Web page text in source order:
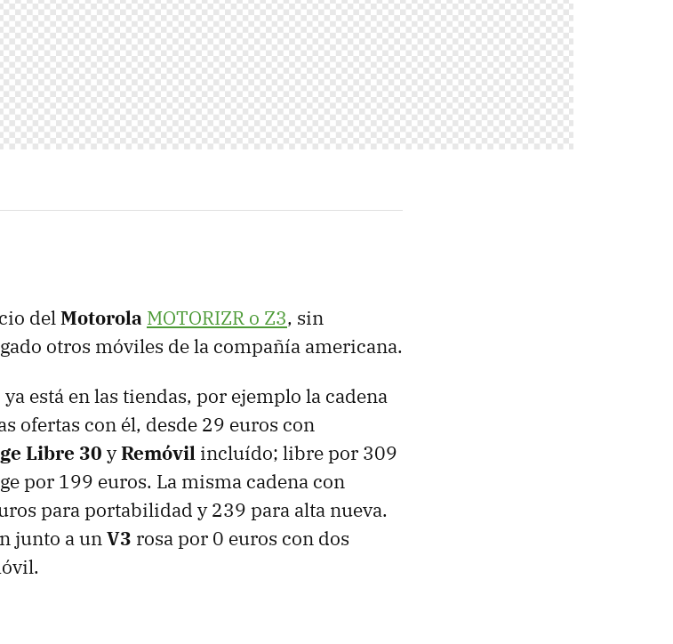
delMotorola MOTORIZR o Z3, sin
otros móviles de la compañía americana.
está en las tiendas, por ejemplo la cadena
ofertas con él, desde 29 euros con
Libre 30 yRemóvil incluído; libre por 309
por 199 euros. La misma cadena con
para portabilidad y 239 para alta nueva.
junto a unV3 rosa por 0 euros con dos